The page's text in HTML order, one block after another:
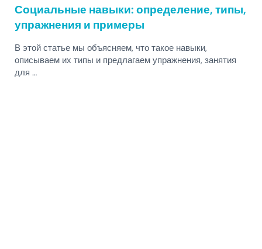
Социальные навыки: определение, типы,
упражнения и примеры
В этой статье мы объясняем, что такое навыки,
описываем их типы и предлагаем упражнения, занятия
для …